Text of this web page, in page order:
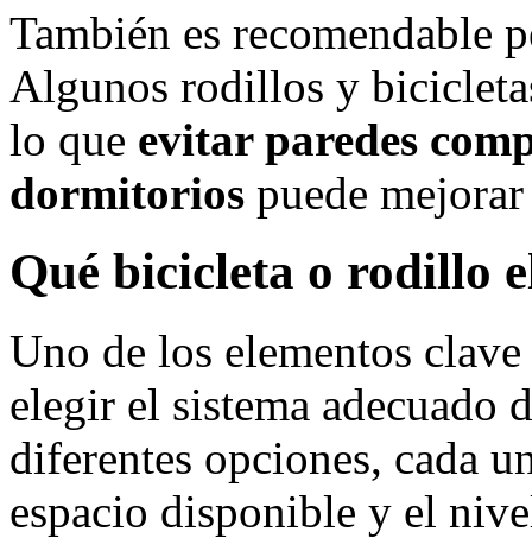
También es recomendable
Algunos rodillos y
lo que evitar paredes
dormitorios puede
Qué bicicleta o rodillo
Uno de los elementos
elegir el sistema adecuado
diferentes opciones, cada
espacio disponible y el